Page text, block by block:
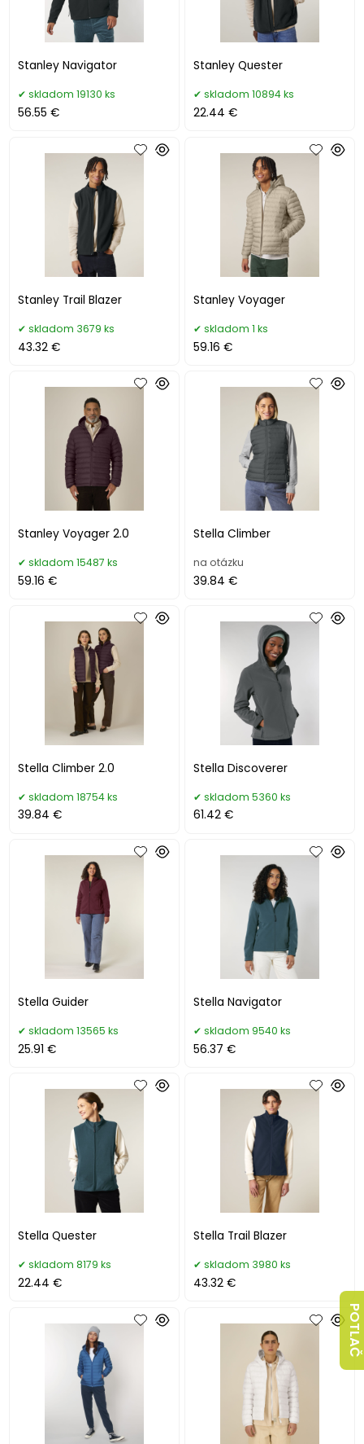
Stanley Navigator
skladom 19130 ks
56.55 €
Stanley Quester
skladom 10894 ks
22.44 €
Stanley Trail Blazer
skladom 3679 ks
43.32 €
Stanley Voyager
skladom 1 ks
59.16 €
Stanley Voyager 2.0
skladom 15487 ks
59.16 €
Stella Climber
na otázku
39.84 €
Stella Climber 2.0
skladom 18754 ks
39.84 €
Stella Discoverer
skladom 5360 ks
61.42 €
Stella Guider
skladom 13565 ks
25.91 €
Stella Navigator
skladom 9540 ks
56.37 €
Stella Quester
skladom 8179 ks
22.44 €
Stella Trail Blazer
skladom 3980 ks
43.32 €
POTLAČ